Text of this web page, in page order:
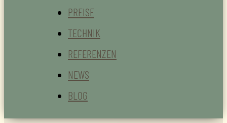
PREISE
TECHNIK
REFERENZEN
NEWS
BLOG